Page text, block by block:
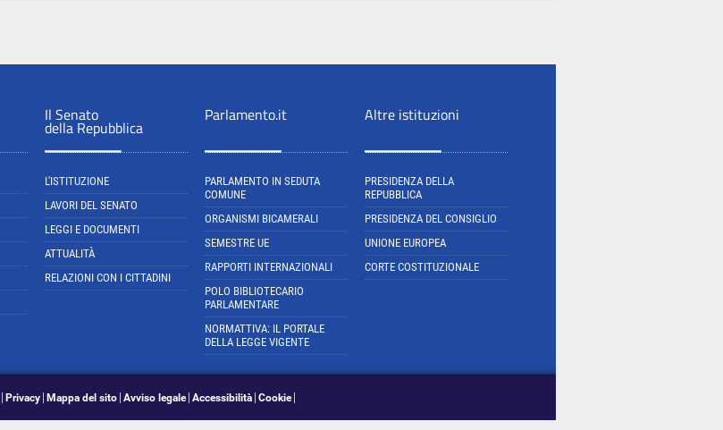
Il Senato
della Repubblica
L'ISTITUZIONE
LAVORI DEL SENATO
LEGGI E DOCUMENTI
ATTUALITÀ
RELAZIONI CON I CITTADINI
Parlamento.it
PARLAMENTO IN SEDUTA
COMUNE
ORGANISMI BICAMERALI
SEMESTRE UE
RAPPORTI INTERNAZIONALI
POLO BIBLIOTECARIO
PARLAMENTARE
NORMATTIVA: IL PORTALE
DELLA LEGGE VIGENTE
Altre istituzioni
PRESIDENZA DELLA
REPUBBLICA
PRESIDENZA DEL CONSIGLIO
UNIONE EUROPEA
CORTE COSTITUZIONALE
Privacy Mappa del sito Avviso legale Accessibilità Cookie